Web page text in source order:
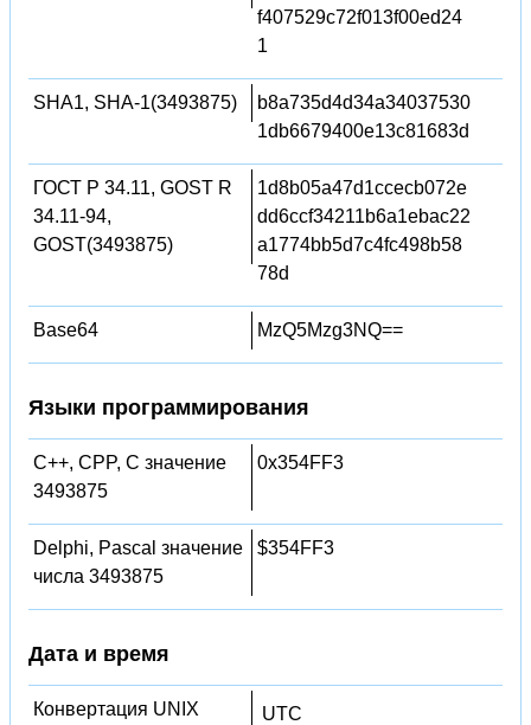
f407529c72f013f00ed24
1
SHA1, SHA-1(3493875)
b8a735d4d34a34037530
1db6679400e13c81683d
ГОСТ Р 34.11, GOST R
34.11-94,
GOST(3493875)
1d8b05a47d1ccecb072e
dd6ccf34211b6a1ebac22
a1774bb5d7c4fc498b58
78d
Base64 MzQ5Mzg3NQ==
Языки программирования
C++, CPP, C значение
3493875
0x354FF3
Delphi, Pascal значение
числа 3493875
$354FF3
Дата и время
Конвертация UNIX
UTC